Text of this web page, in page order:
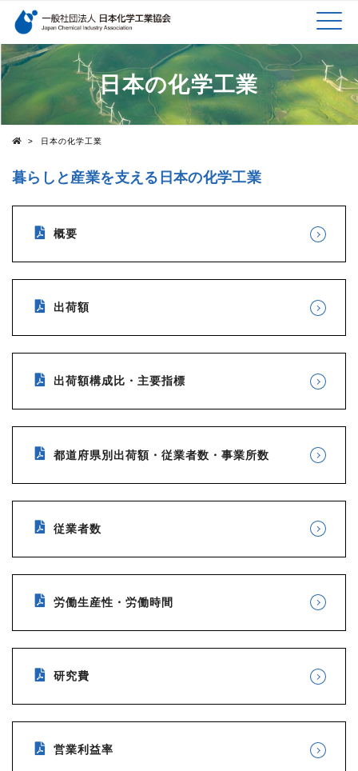
メインコンテンツに移動
検索キーワード
MEN
U
日本の化学工業
> 日本の化学工業
暮らしと産業を支える日本の化学工業
概要
出荷額
出荷額構成比・主要指標
都道府県別出荷額・従業者数・事業所数
従業者数
労働生産性・労働時間
研究費
営業利益率